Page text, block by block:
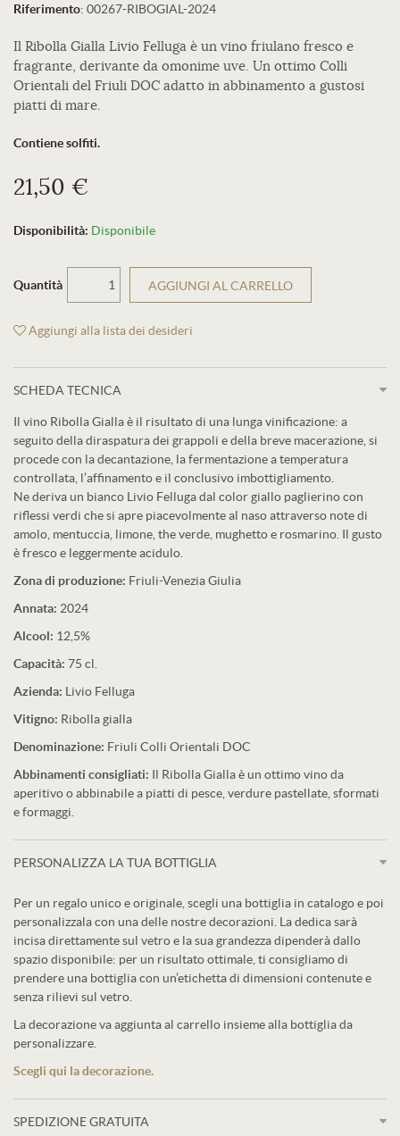
Riferimento: 00267-RIBOGIAL-2024
Il Ribolla Gialla Livio Felluga è un vino friulano fresco e
fragrante, derivante da omonime uve. Un ottimo Colli
Orientali del Friuli DOC adatto in abbinamento a gustosi
piatti di mare.
Contiene solfiti.
21,50 €
Disponibilità: Disponibile
Quantità AGGIUNGI AL CARRELLO
Aggiungi alla lista dei desideri
SCHEDA TECNICA
Il vino Ribolla Gialla è il risultato di una lunga vinificazione: a
seguito della diraspatura dei grappoli e della breve macerazione, si
procede con la decantazione, la fermentazione a temperatura
controllata, l’affinamento e il conclusivo imbottigliamento.
Ne deriva un bianco Livio Felluga dal color giallo paglierino con
riflessi verdi che si apre piacevolmente al naso attraverso note di
amolo, mentuccia, limone, the verde, mughetto e rosmarino. Il gusto
è fresco e leggermente acidulo.
Zona di produzione: Friuli-Venezia Giulia
Annata: 2024
Alcool: 12,5%
Capacità: 75 cl.
Azienda: Livio Felluga
Vitigno: Ribolla gialla
Denominazione: Friuli Colli Orientali DOC
Abbinamenti consigliati: Il Ribolla Gialla è un ottimo vino da
aperitivo o abbinabile a piatti di pesce, verdure pastellate, sformati
e formaggi.
PERSONALIZZA LA TUA BOTTIGLIA
Per un regalo unico e originale, scegli una bottiglia in catalogo e poi
personalizzala con una delle nostre decorazioni. La dedica sarà
incisa direttamente sul vetro e la sua grandezza dipenderà dallo
spazio disponibile: per un risultato ottimale, ti consigliamo di
prendere una bottiglia con un’etichetta di dimensioni contenute e
senza rilievi sul vetro.
La decorazione va aggiunta al carrello insieme alla bottiglia da
personalizzare.
Scegli qui la decorazione.
SPEDIZIONE GRATUITA